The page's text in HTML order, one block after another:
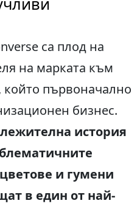
са плод на
на марката към
който първоначално
бизнес.
история
и гумени
в един от най-